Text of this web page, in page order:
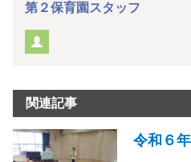
第２保育園スタッフ
関連記事
令和６